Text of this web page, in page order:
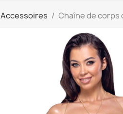
Accessoires Chaîne de corps